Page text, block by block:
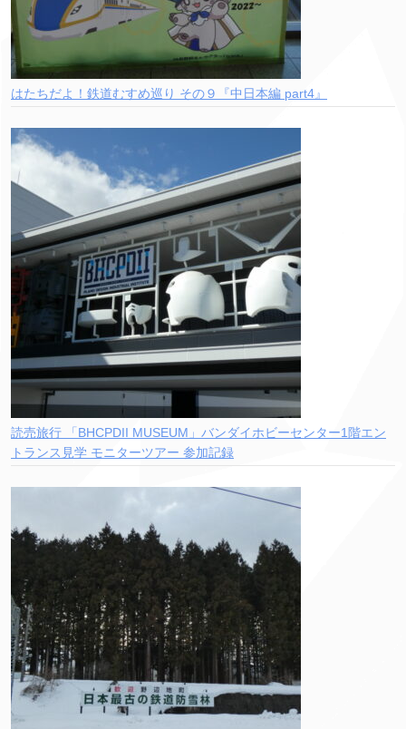
はたちだよ！鉄道むすめ巡り その９『中日本編 part4』
読売旅行 「BHCPDII MUSEUM」バンダイホビーセンター1階エン
トランス見学 モニターツアー 参加記録